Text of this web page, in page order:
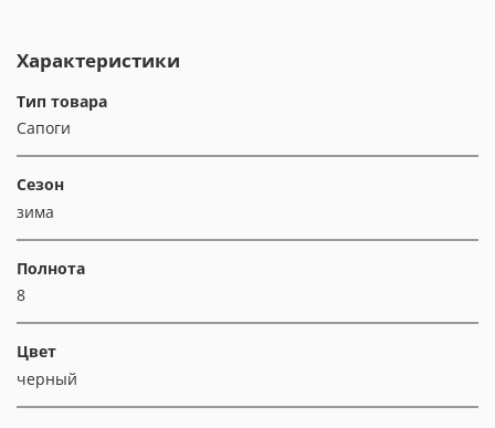
Характеристики
Тип товара
Сапоги
Сезон
зима
Полнота
8
Цвет
черный